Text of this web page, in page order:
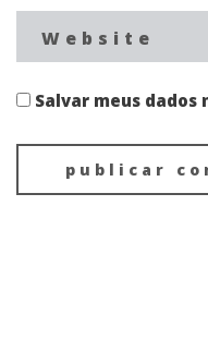
Salvar meus